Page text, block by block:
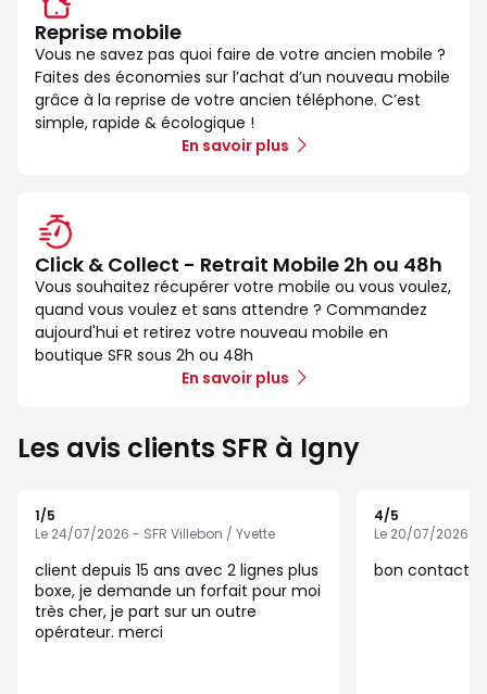
Reprise mobile
Vous ne savez pas quoi faire de votre ancien mobile ?
Faites des économies sur l’achat d’un nouveau mobile
grâce à la reprise de votre ancien téléphone. C’est
simple, rapide & écologique !
En savoir plus
Click & Collect - Retrait Mobile 2h ou 48h
Vous souhaitez récupérer votre mobile ou vous voulez,
quand vous voulez et sans attendre ? Commandez
aujourd'hui et retirez votre nouveau mobile en
boutique SFR sous 2h ou 48h
En savoir plus
Les avis clients SFR à Igny
1/5
Le 24/07/2026 - SFR Villebon / Yvette
client depuis 15 ans avec 2 lignes plus
boxe, je demande un forfait pour moi
très cher, je part sur un outre
opérateur. merci
4/5
Le 20/07/2026 -
bon contact